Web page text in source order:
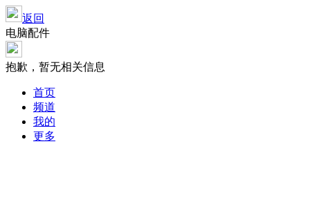
返回
电脑配件
抱歉，暂无相关信息
首页
频道
我的
更多